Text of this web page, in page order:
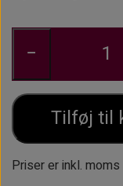
−
Tilføj til
Priser er inkl. moms